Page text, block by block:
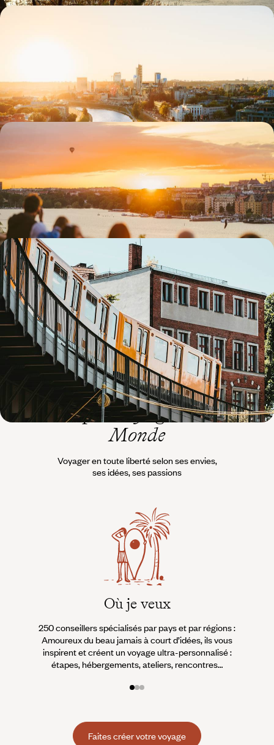
9 jours, de 5000 à 6100 $ CA
Lifestyles nordiques & vents nouveaux - En train et
en ferry autour de la Baltique
Une grande balade Baltique pour vivre, durant dix jours, au rythme des
tendances du Nord qui bouge
11 jours, de 5300 à 6700 $ CA
De Berlin à Tallinn - Allemagne, Pologne et Pays
baltes sur rails
Se laisser bercer par le train de capitale en capitale, à la rencontre
conjointe de la vieille et de la nouvelle Europe
12 jours, de 5900 à 7900 $ CA
L’espritVoyageurs du
Monde
Voyager en toute liberté selon ses envies,
ses idées, ses passions
Où je veux
250 conseillers spécialisés par pays et par régions :
Amoureux du beau jamais à court d’idées, ils vous
inspirent et créent un voyage ultra-personnalisé :
étapes, hébergements, ateliers, rencontres…
Faites créer votre voyage